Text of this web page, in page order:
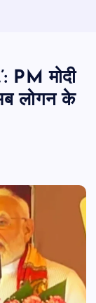
PM मोदी
लोगन के